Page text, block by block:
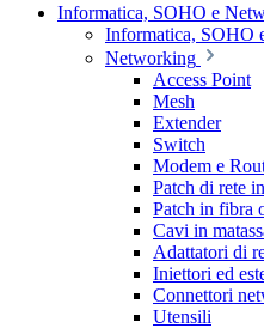
Informatica, SOHO e
Informatica, SOHO
Networking
Access Point
Mesh
Extender
Switch
Modem e
Patch di rete
Patch in fibra
Cavi in
Adattatori di
Iniettori ed
Connettori
Utensili